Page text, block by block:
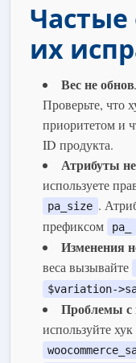
их
Вес не
Проверьте, что
приоритетом и
ID продукта.
Атрибуты
используете
pa_size .
префиксом
pa_
Изменения
веса вызывайте
$variation-
Проблемы с
используйте хук